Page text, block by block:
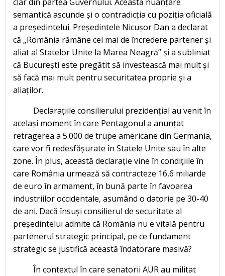
semantică ascunde și o contradicția cu poziția oficială
a președintelui. Președintele Nicușor Dan a declarat
că „România rămâne cel mai de încredere partener și
aliat al Statelor Unite la Marea Neagră” și a subliniat
că București este pregătit să investească mai mult și
să facă mai mult pentru securitatea proprie și a
aliaților.
Declarațiile consilierului prezidențial au venit în
același moment în care Pentagonul a anunțat
retragerea a 5.000 de trupe americane din Germania,
care vor fi redesfășurate în Statele Unite sau în alte
zone. În plus, această declarație vine în condițiile în
care România urmează să contracteze 16,6 miliarde
de euro în armament, în bună parte în favoarea
industriilor occidentale, asumând o datorie pe 30-40
de ani. Dacă însuși consilierul de securitate al
președintelui admite că România nu e vitală pentru
partenerul strategic principal, pe ce fundament
strategic se justifică această îndatorare masivă?
În contextul în care senatorii AUR au militat